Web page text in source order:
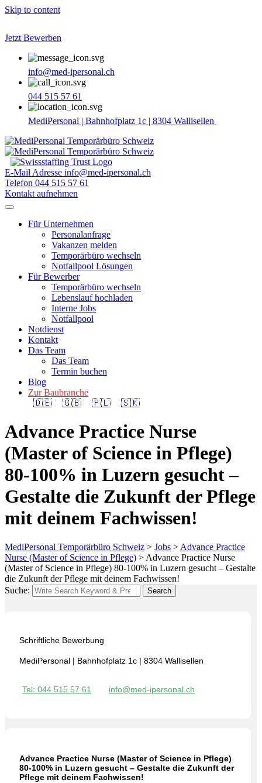
Skip to content
Jetzt Bewerben
info@med-ipersonal.ch
044 515 57 61
MediPersonal | Bahnhofplatz 1c | 8304 Wallisellen
E-Mail Adresse info@med-ipersonal.ch
Telefon 044 515 57 61
Kontakt aufnehmen
Für Unternehmen
Personalanfrage
Vakanzen melden
Temporärbüro wechseln
Notfallpool Lösungen
Für Bewerber
Temporärbüro wechseln
Lebenslauf hochladen
Interne Jobs
Notfallpool
Notdienst
Kontakt
Das Team
Das Team
Termin buchen
Blog
Zur Baubranche
🇩🇪
🇬🇧 🇵🇱 🇸🇰
Advance Practice Nurse
(Master of Science in Pflege)
80-100% in Luzern gesucht –
Gestalte die Zukunft der Pflege
mit deinem Fachwissen!
MediPersonal Temporärbüro Schweiz > Jobs > Advance Practice
Nurse (Master of Science in Pflege) > Advance Practice Nurse
(Master of Science in Pflege) 80-100% in Luzern gesucht – Gestalte
die Zukunft der Pflege mit deinem Fachwissen!
Suche:
Search
Schriftliche Bewerbung
MediPersonal | Bahnhofplatz 1c | 8304 Wallisellen
Tel: 044 515 57 61 info@med-ipersonal.ch
Advance Practice Nurse (Master of Science in Pflege)
80-100% in Luzern gesucht – Gestalte die Zukunft der
Pflege mit deinem Fachwissen!